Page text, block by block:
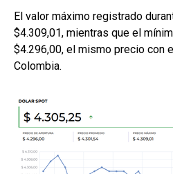
El valor máximo registrado
$4.309,01, mientras que el
$4.296,00, el mismo precio con
Colombia.